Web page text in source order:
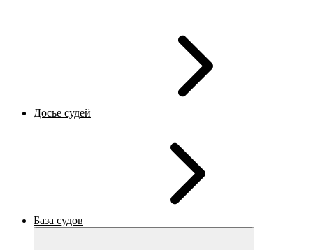
Досье судей
База судов